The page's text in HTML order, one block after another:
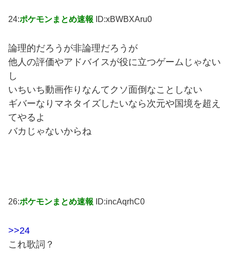
24:ポケモンまとめ速報 ID:xBWBXAru0
論理的だろうが非論理だろうが
他人の評価やアドバイスが役に立つゲームじゃない
し
いちいち動画作りなんてクソ面倒なことしない
ギバーなりマネタイズしたいなら次元や国境を超え
てやるよ
バカじゃないからね
26:ポケモンまとめ速報 ID:incAqrhC0
>>24
これ歌詞？